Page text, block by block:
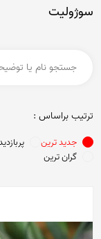
سوژولیت
ترتیب براساس :
جدید ترین
گران ترین